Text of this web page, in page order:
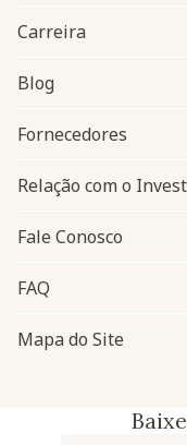
Navegação do rodapé
Carreira
Blog
Fornecedores
Relação com o
Fale Conosco
FAQ
Mapa do Site